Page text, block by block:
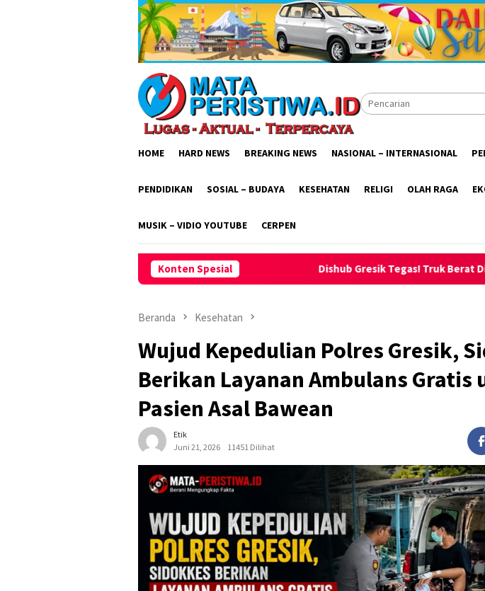
HOME HARD NEWS BREAKING NEWS NASIONAL – INTERNASIONAL
PENDIDIKAN SOSIAL – BUDAYA KESEHATAN RELIGI OLAH RAGA
MUSIK – VIDIO YOUTUBE CERPEN
Konten Spesial
Dishub Gresik Tegas! Truk Berat Dilarang Masuk Kota Saat Jam
Beranda Kesehatan
Wujud Kepedulian Polres Gresik,
Berikan Layanan Ambulans Gratis
Pasien Asal Bawean
Etik
Juni 21, 2026
11451 Dilihat